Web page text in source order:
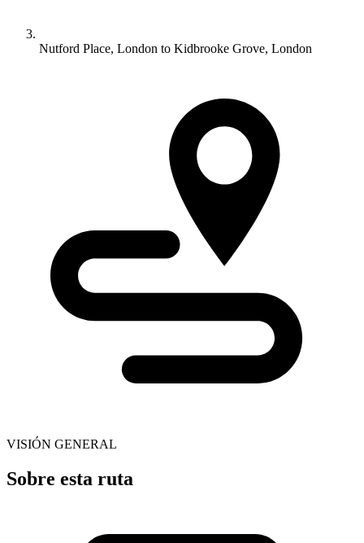
Nutford Place, London to Kidbrooke Grove, London
VISIÓN GENERAL
Sobre esta ruta